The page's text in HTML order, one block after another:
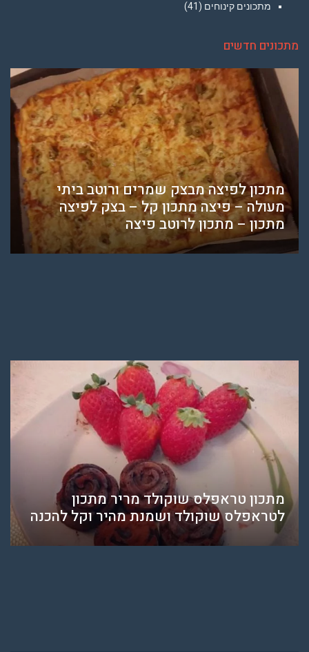
מתכונים קינוחים (41)
מתכונים חדשים
מתכון לפיצה מבצק שמרים ורוטב ביתי
מעולה – פיצה מתכון קל – בצק לפיצה
מתכון – מתכון לרוטב פיצה
מתכון טראפלס שוקולד מריר מתכון
לטראפלס שוקולד ושמנת מהיר וקל להכנה